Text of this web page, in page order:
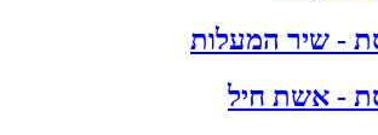
- שיר המעלות
- אשת חיל